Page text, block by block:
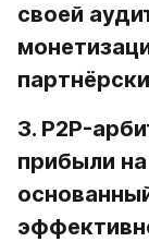
своей
3. P2P-
прибыли